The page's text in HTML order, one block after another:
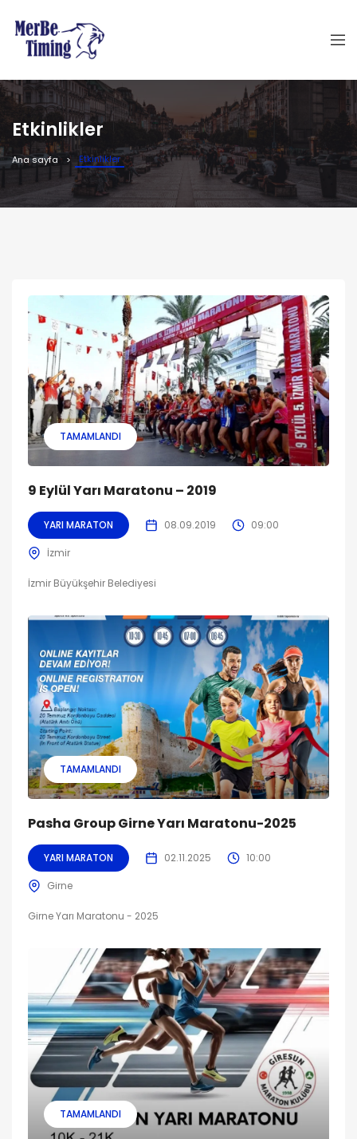
Etkinlikler
Ana sayfa Etkinlikler
TAMAMLANDI
9 Eylül Yarı Maratonu – 2019
YARI MARATON 08.09.2019 09:00
İzmir
İzmir Büyükşehir Belediyesi
TAMAMLANDI
Pasha Group Girne Yarı Maratonu-2025
YARI MARATON 02.11.2025 10:00
Girne
Girne Yarı Maratonu - 2025
TAMAMLANDI